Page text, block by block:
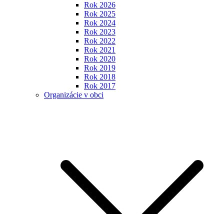
Rok 2026
Rok 2025
Rok 2024
Rok 2023
Rok 2022
Rok 2021
Rok 2020
Rok 2019
Rok 2018
Rok 2017
Organizácie v obci